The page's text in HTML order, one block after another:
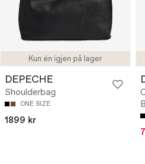
Kun én igjen på lager
DEPECHE
Shoulderbag
ONE SIZE
1899 kr